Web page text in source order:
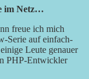
im Netz…
freue ich mich
Serie auf einfach-
Leute genauer
PHP-Entwickler